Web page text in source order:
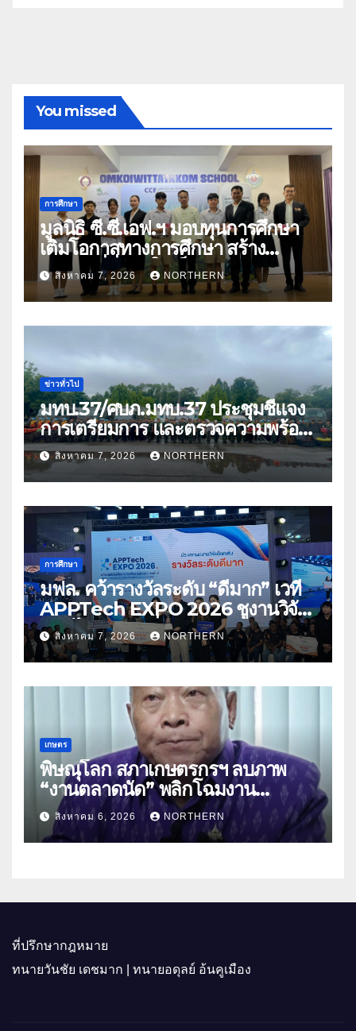
You missed
การศึกษา
มูลนิธิ ซี.ซี.เอฟ.ฯ มอบทุนการศึกษา
เติมโอกาสทางการศึกษา สร้าง
อนาคตที่มั่นคงให้เด็กและเยาวชน
ด้อยโอกาส
สิงหาคม 7, 2026 NORTHERN
ข่าวทั่วไป
มทบ.37/ศบภ.มทบ.37 ประชุมชี้แจง
การเตรียมการ และตรวจความพร้อม
ด้านการบรรเทาสาธารณภัย
สิงหาคม 7, 2026 NORTHERN
การศึกษา
มฟล. คว้ารางวัลระดับ “ดีมาก” เวที
APPTech EXPO 2026 ชูงานวิจัย
สมุนไพร ขับเคลื่อนนวัตกรรมสู่เชิง
พาณิชย์
สิงหาคม 7, 2026 NORTHERN
เกษตร
พิษณุโลก สภาเกษตรกรฯ ลบภาพ
“งานตลาดนัด” พลิกโฉมงาน
“เกษตรรุ่งเรืองเมืองสองแคว 69” มุ่ง
ประโยชน์เกษตรกร ดึงนวัตกรรม-จับ
คู่ธุรกิจดันสินค้าเกษตรสู่สากล (คลิป)
สิงหาคม 6, 2026 NORTHERN
ที่ปรึกษากฎหมาย
ทนายวันชัย เดชมาก | ทนายอดุลย์ อ้นคูเมือง